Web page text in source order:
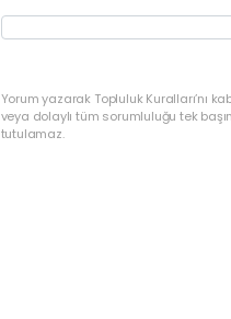
Yorum yazarak Topluluk Kuralları’nı
veya dolaylı tüm sorumluluğu tek
tutulamaz.